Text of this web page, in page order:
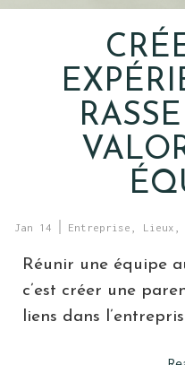
Jan 14 Entreprise Lieux
Réunir une équipe
c’est créer une
liens dans